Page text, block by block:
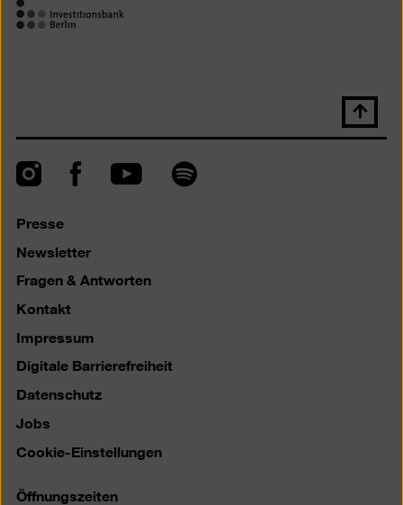
Nach
oben
InstagramFacebookYouTube Spotify
Presse
Newsletter
Fragen & Antworten
Kontakt
Impressum
Digitale Barrierefreiheit
Datenschutz
Jobs
Cookie-Einstellungen
Öffnungszeiten